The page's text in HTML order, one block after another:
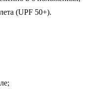
(UPF 50+).